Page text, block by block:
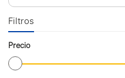
Filtros
Precio